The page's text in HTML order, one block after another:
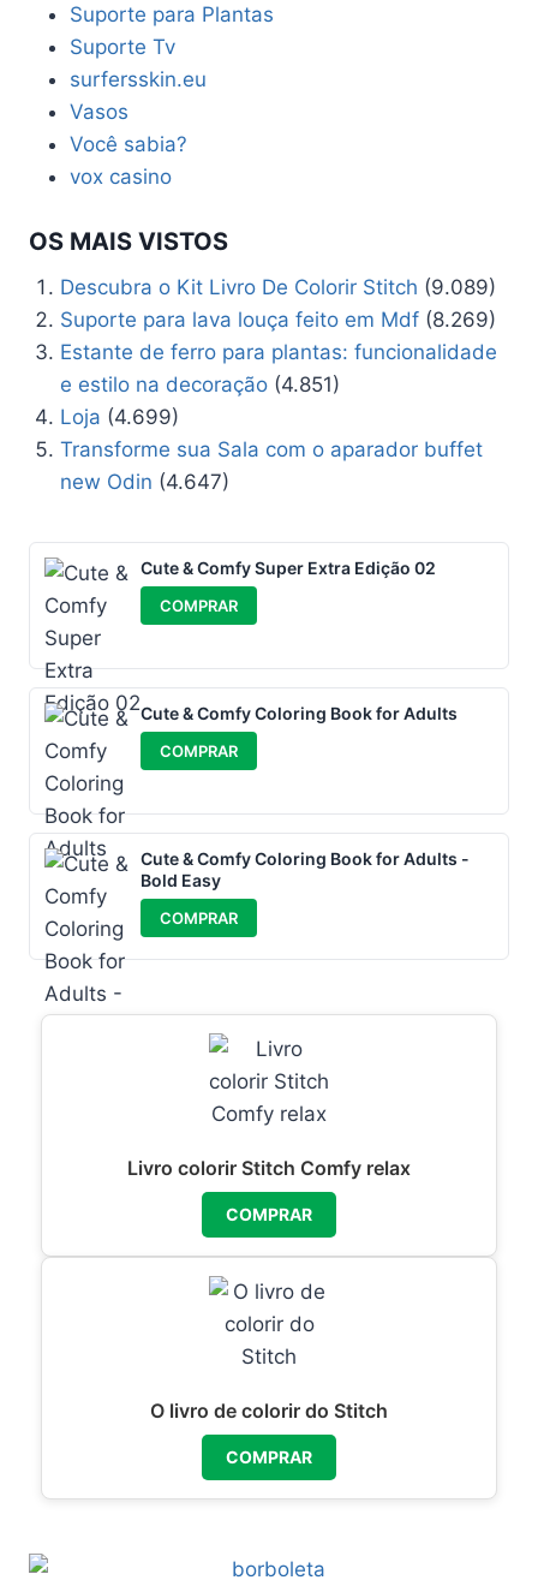
Suporte para Plantas
Suporte Tv
surfersskin.eu
Vasos
Você sabia?
vox casino
OS MAIS VISTOS
Descubra o Kit Livro De Colorir Stitch (9.089)
Suporte para lava louça feito em Mdf (8.269)
Estante de ferro para plantas: funcionalidade
e estilo na decoração (4.851)
Loja (4.699)
Transforme sua Sala com o aparador buffet
new Odin (4.647)
Cute & Comfy Super Extra Edição 02
COMPRAR
Cute & Comfy Coloring Book for Adults
COMPRAR
Cute & Comfy Coloring Book for Adults -
Bold Easy
COMPRAR
Livro colorir Stitch Comfy relax
COMPRAR
O livro de colorir do Stitch
COMPRAR